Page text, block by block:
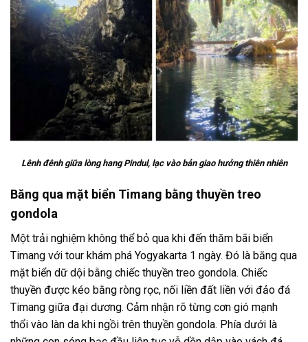
Lênh đênh giữa lòng hang Pindul, lạc vào bản giao hưởng thiên nhiên
Băng qua mặt biển Timang bằng thuyền treo
gondola
Một trải nghiệm không thể bỏ qua khi đến thăm bãi biển
Timang với tour khám phá Yogyakarta 1 ngày. Đó là băng qua
mặt biển dữ dội bằng chiếc thuyền treo gondola. Chiếc
thuyền được kéo bằng ròng rọc, nối liền đất liền với đảo đá
Timang giữa đại dương. Cảm nhận rõ từng cơn gió mạnh
thổi vào làn da khi ngồi trên thuyền gondola. Phía dưới là